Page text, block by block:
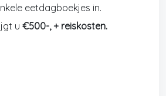
eetdagboekjes in.
u €500-, + reiskosten.